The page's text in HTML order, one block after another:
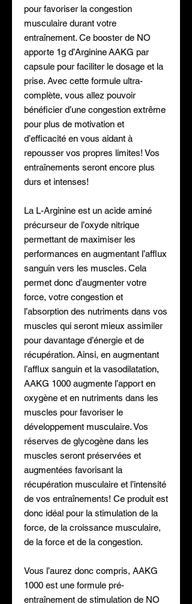
pour favoriser la congestion
musculaire durant votre
entraînement. Ce booster de NO
apporte 1g d’Arginine AAKG par
capsule pour faciliter le dosage et la
prise. Avec cette formule ultra-
complète, vous allez pouvoir
bénéficier d’une congestion extrême
pour plus de motivation et
d’efficacité en vous aidant à
repousser vos propres limites! Vos
entraînements seront encore plus
durs et intenses!
La L-Arginine est un acide aminé
précurseur de l’oxyde nitrique
permettant de maximiser les
performances en augmentant l’afflux
sanguin vers les muscles. Cela
permet donc d’augmenter votre
force, votre congestion et
l’absorption des nutriments dans vos
muscles qui seront mieux assimiler
pour davantage d’énergie et de
récupération. Ainsi, en augmentant
l’afflux sanguin et la vasodilatation,
AAKG 1000 augmente l’apport en
oxygène et en nutriments dans les
muscles pour favoriser le
développement musculaire. Vos
réserves de glycogène dans les
muscles seront préservées et
augmentées favorisant la
récupération musculaire et l’intensité
de vos entraînements! Ce produit est
donc idéal pour la stimulation de la
force, de la croissance musculaire,
de la force et de la congestion.
Vous l’aurez donc compris, AAKG
1000 est une formule pré-
entraînement de stimulation de NO